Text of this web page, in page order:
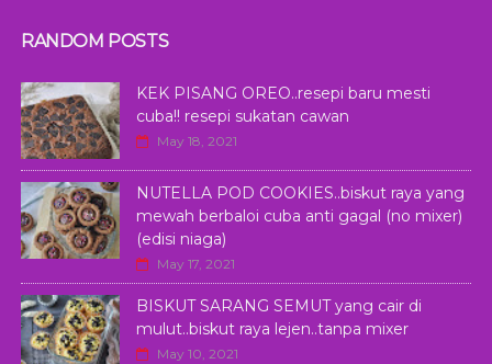
RANDOM POSTS
KEK PISANG OREO..resepi baru mesti
cuba!! resepi sukatan cawan
May 18, 2021
NUTELLA POD COOKIES..biskut raya yang
mewah berbaloi cuba anti gagal (no mixer)
(edisi niaga)
May 17, 2021
BISKUT SARANG SEMUT yang cair di
mulut..biskut raya lejen..tanpa mixer
May 10, 2021